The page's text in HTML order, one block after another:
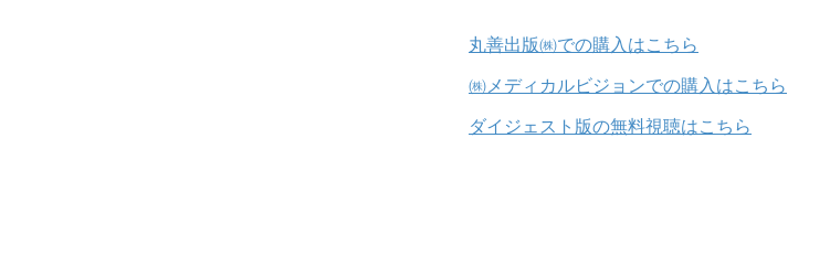
丸善出版㈱での購入はこちら
㈱メディカルビジョンでの購入はこちら
ダイジェスト版の無料視聴はこちら